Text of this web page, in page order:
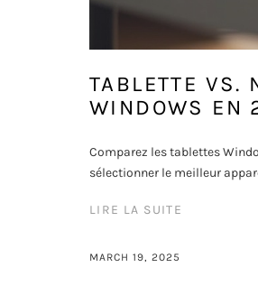
TABLETTE VS.
WINDOWS EN
Comparez les tablettes
sélectionner le meilleur
LIRE LA SUITE
MARCH 19, 2025